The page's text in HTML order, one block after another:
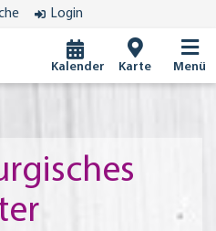
Login
Kalender Karte Menü